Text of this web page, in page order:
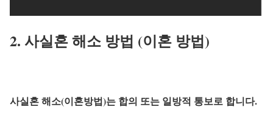
2. 사실혼 해소 방법 (이혼 방법)
사실혼 해소(이혼방법)는 합의 또는 일방적 통보로 합니다.